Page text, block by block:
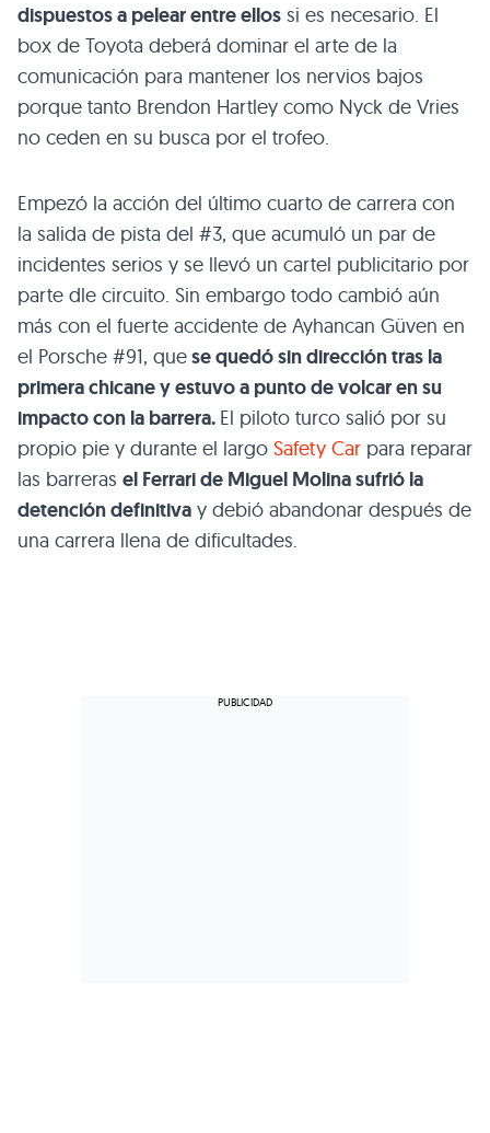
dispuestos a pelear entre ellos si es necesario. El
box de Toyota deberá dominar el arte de la
comunicación para mantener los nervios bajos
porque tanto Brendon Hartley como Nyck de Vries
no ceden en su busca por el trofeo.
Empezó la acción del último cuarto de carrera con
la salida de pista del #3, que acumuló un par de
incidentes serios y se llevó un cartel publicitario por
parte dle circuito. Sin embargo todo cambió aún
más con el fuerte accidente de Ayhancan Güven en
el Porsche #91, quese quedó sin dirección tras la
primera chicane y estuvo a punto de volcar en su
impacto con la barrera. El piloto turco salió por su
propio pie y durante el largo Safety Car para reparar
las barreras el Ferrari de Miguel Molina sufrió la
detención definitiva y debió abandonar después de
una carrera llena de dificultades.